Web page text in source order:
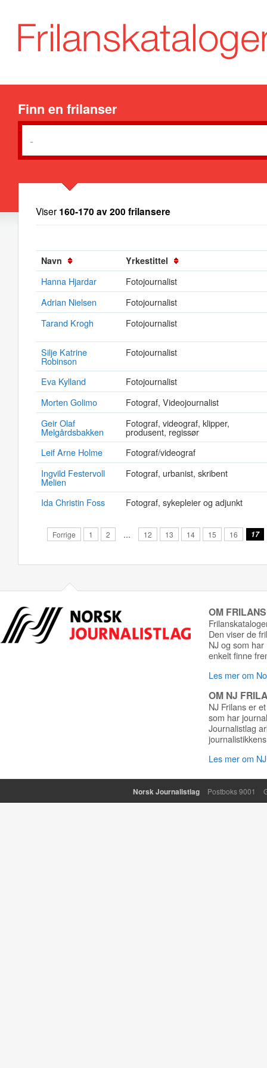
Finn en frilanser
Viser 160-170 av 200 frilansere
Navn Yrkestittel
Hanna Hjardar
Fotojournalist
Adrian Nielsen
Fotojournalist
Tarand Krogh
Fotojournalist
Silje Katrine
Robinson
Fotojournalist
Eva Kylland
Fotojournalist
Morten Golimo
Fotograf, Videojournalist
Geir Olaf
Melgårdsbakken
Fotograf, videograf, klipper,
produsent, regissør
Leif Arne Holme
Fotograf/videograf
Ingvild Festervoll
Melien
Fotograf, urbanist, skribent
Ida Christin Foss Fotograf, sykepleier og adjunkt
Forrige 1 2 … 12 13 14 15 16 17
OM
Den viser de
NJ og som
enkelt finne
Les mer om
OM NJ
NJ Frilans er
som har
Journalistlag
Les mer om
Norsk Journalistlag Postboks 9001